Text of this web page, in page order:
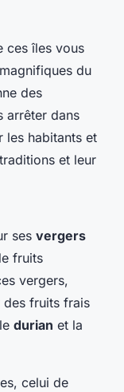
ces îles vous
du
des
arrêter dans
les habitants et
et leur
ses vergers
fruits
vergers,
fruits frais
durian et la
celui de